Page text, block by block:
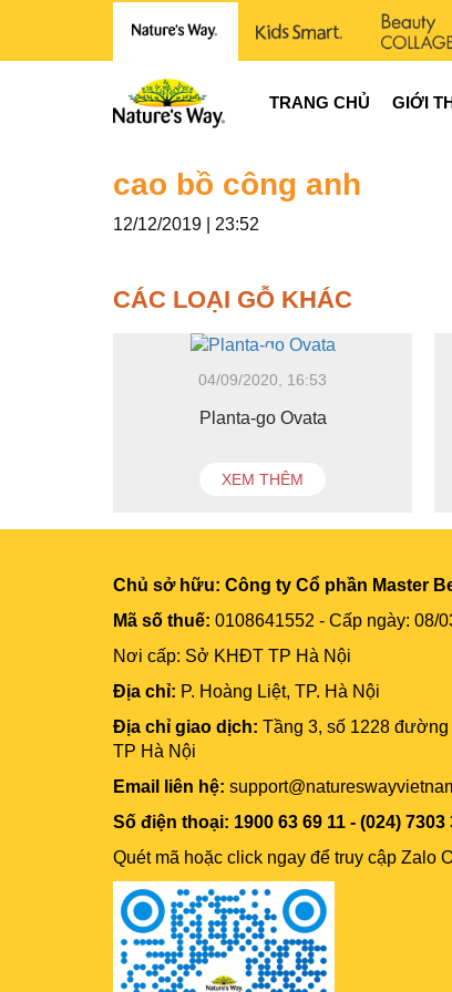
TRANG CHỦ GIỚI
cao bồ công anh
12/12/2019 | 23:52
CÁC LOẠI GỖ KHÁC
04/09/2020, 16:53
Planta-go Ovata
XEM THÊM
Chủ sở hữu: Công ty Cổ phần Master
Mã số thuế: 0108641552 - Cấp ngày: 08/
Nơi cấp: Sở KHĐT TP Hà Nội
Địa chỉ: P. Hoàng Liệt, TP. Hà Nội
Địa chỉ giao dịch: Tầng 3, số 1228
TP Hà Nội
Email liên hệ:
Số điện thoại: 1900 63 69 11 - (024) 7303
Quét mã hoặc click ngay để truy cập Zalo